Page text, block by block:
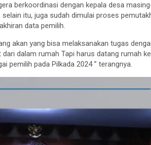
berkoordinasi dengan kepala desa
itu, juga sudah dimulai proses
data pemilih.
akan yang bisa melaksanakan tugas
dalam rumah Tapi harus datang rumah
pemilih pada Pilkada 2024 ” terangnya.